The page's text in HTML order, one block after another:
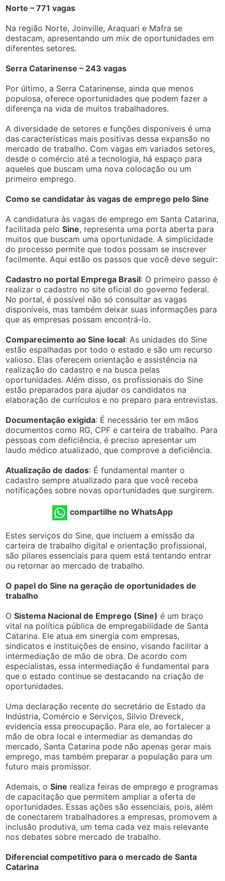
Norte – 771 vagas
Na região Norte, Joinville, Araquari e Mafra se
destacam, apresentando um mix de oportunidades em
diferentes setores.
Serra Catarinense – 243 vagas
Por último, a Serra Catarinense, ainda que menos
populosa, oferece oportunidades que podem fazer a
diferença na vida de muitos trabalhadores.
A diversidade de setores e funções disponíveis é uma
das características mais positivas dessa expansão no
mercado de trabalho. Com vagas em variados setores,
desde o comércio até a tecnologia, há espaço para
aqueles que buscam uma nova colocação ou um
primeiro emprego.
Como se candidatar às vagas de emprego pelo Sine
A candidatura às vagas de emprego em Santa Catarina,
facilitada peloSine, representa uma porta aberta para
muitos que buscam uma oportunidade. A simplicidade
do processo permite que todos possam se inscrever
facilmente. Aqui estão os passos que você deve seguir:
Cadastro no portal Emprega Brasil: O primeiro passo é
realizar o cadastro no site oficial do governo federal.
No portal, é possível não só consultar as vagas
disponíveis, mas também deixar suas informações para
que as empresas possam encontrá-lo.
Comparecimento ao Sine local: As unidades do Sine
estão espalhadas por todo o estado e são um recurso
valioso. Elas oferecem orientação e assistência na
realização do cadastro e na busca pelas
oportunidades. Além disso, os profissionais do Sine
estão preparados para ajudar os candidatos na
elaboração de currículos e no preparo para entrevistas.
Documentação exigida: É necessário ter em mãos
documentos como RG, CPF e carteira de trabalho. Para
pessoas com deficiência, é preciso apresentar um
laudo médico atualizado, que comprove a deficiência.
Atualização de dados: É fundamental manter o
cadastro sempre atualizado para que você receba
notificações sobre novas oportunidades que surgirem.
compartilhe no WhatsApp
Estes serviços do Sine, que incluem a emissão da
carteira de trabalho digital e orientação profissional,
são pilares essenciais para quem está tentando entrar
ou retornar ao mercado de trabalho.
O papel do Sine na geração de oportunidades de
trabalho
OSistema Nacional de Emprego (Sine) é um braço
vital na política pública de empregabilidade de Santa
Catarina. Ele atua em sinergia com empresas,
sindicatos e instituições de ensino, visando facilitar a
intermediação de mão de obra. De acordo com
especialistas, essa intermediação é fundamental para
que o estado continue se destacando na criação de
oportunidades.
Uma declaração recente do secretário de Estado da
Indústria, Comércio e Serviços, Silvio Dreveck,
evidencia essa preocupação. Para ele, ao fortalecer a
mão de obra local e intermediar as demandas do
mercado, Santa Catarina pode não apenas gerar mais
emprego, mas também preparar a população para um
futuro mais promissor.
Ademais, oSine realiza feiras de emprego e programas
de capacitação que permitem ampliar a oferta de
oportunidades. Essas ações são essenciais, pois, além
de conectarem trabalhadores a empresas, promovem a
inclusão produtiva, um tema cada vez mais relevante
nos debates sobre mercado de trabalho.
Diferencial competitivo para o mercado de Santa
Catarina